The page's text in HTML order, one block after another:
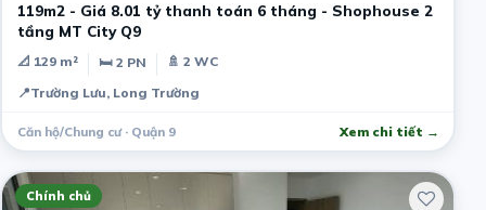
119m2 - Giá 8.01 tỷ thanh toán 6 tháng - Shophouse 2
tầng MT City Q9
📐 129 m² 🛏 2 PN
🚿 2 WC
📍Trường Lưu, Long Trường
Căn hộ/Chung cư · Quận 9 Xem chi tiết →
Chính chủ